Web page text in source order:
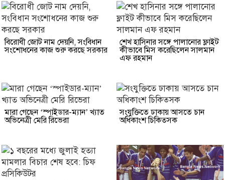
বিরোধী জোট নাম দেয়নি, সংবিধান
সংশোধনের কাজ শুরু করছে সরকার
শেখ হাসিনার সঙ্গে পালানোর ফ্লাইট
কীভাবে মিস করেছিলেন সালমান
এফ রহমান
মারা গেছেন ‘স্পাইডার-ম্যান’ খ্যাত
অভিনেত্রী মেরি রিভেরা
সংযুক্তিতে ঢাকায় আসতে চান
অধিকাংশ চিকিত্সক